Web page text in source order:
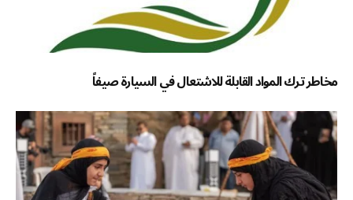
مخاطر ترك المواد القابلة للاشتعال في السيارة صيفاً